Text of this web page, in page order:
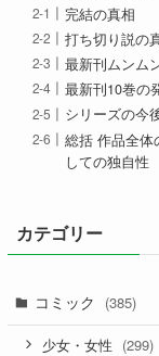
完結の真相
打ち切り説の
最新刊ムンム
最新刊10巻の
シリーズの今
総括 作品全体
しての独自性
カテゴリー
コミック (385)
少女・女性 (299)